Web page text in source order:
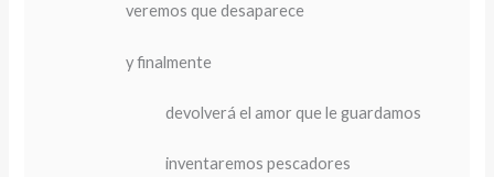
veremos que desaparece
y finalmente
devolverá el amor que le guardamos
inventaremos pescadores